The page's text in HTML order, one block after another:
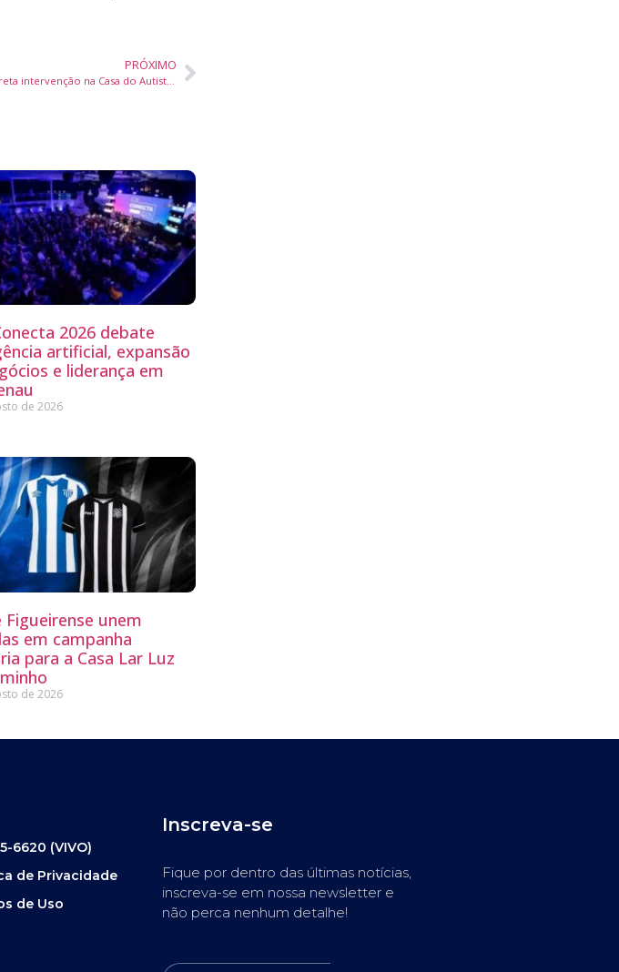
PRÓXIMO
Prefeitura de Balneário Camboriú decreta intervenção na Casa do Autista para garantir continuidade e transparência no atendimento
2026 debate
artificial, expansão
e liderança em
de 2026
Figueirense unem
em campanha
para a Casa Lar Luz
de 2026
6620 (VIVO)
de Privacidade
de Uso
Inscreva-se
Fique por dentro das últimas notícias,
inscreva-se em nossa newsletter e
não perca nenhum detalhe!